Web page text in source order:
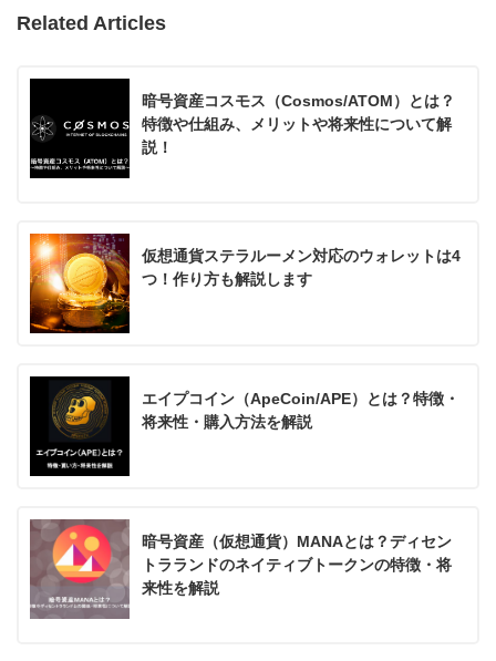
Related Articles
暗号資産コスモス（Cosmos/ATOM）とは？
特徴や仕組み、メリットや将来性について解
説！
仮想通貨ステラルーメン対応のウォレットは4
つ！作り方も解説します
エイプコイン（ApeCoin/APE）とは？特徴・
将来性・購入方法を解説
暗号資産（仮想通貨）MANAとは？ディセン
トラランドのネイティブトークンの特徴・将
来性を解説